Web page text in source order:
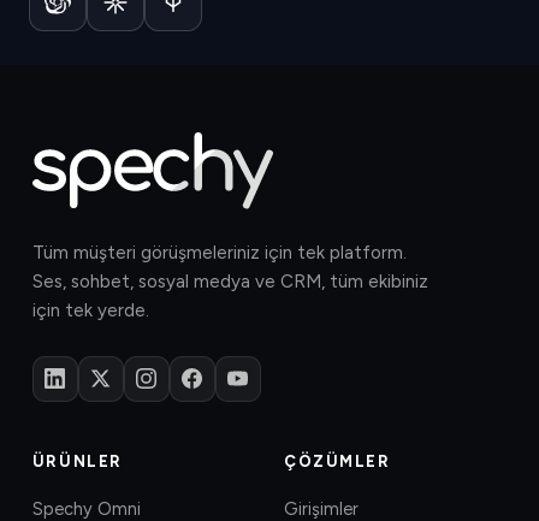
Tüm müşteri görüşmeleriniz için tek platform.
Ses, sohbet, sosyal medya ve CRM, tüm ekibiniz
için tek yerde.
ÜRÜNLER
Spechy Omni
ÇÖZÜMLER
Girişimler